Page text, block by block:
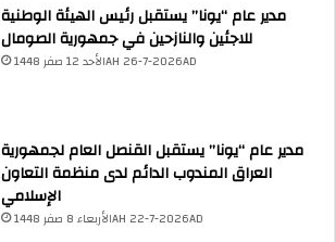
مدير عام “يونا” يستقبل رئيس الهيئة الوطنية
للاجئين والنازحين في جمهورية الصومال
الأحد 12 صفر 1448AH 26-7-2026AD
مدير عام “يونا” يستقبل القنصل العام لجمهورية
العراق المندوب الدائم لدى منظمة التعاون
الإسلامي
الأربعاء 8 صفر 1448AH 22-7-2026AD